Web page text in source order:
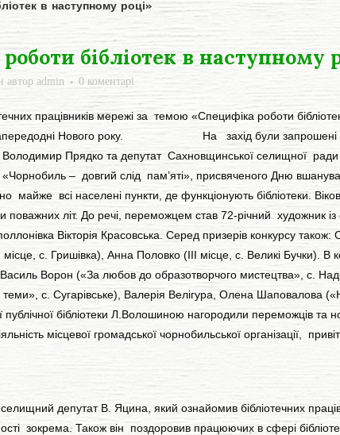
в наступному році»
бібліотек в наступному
автор admin 0 коментарі
працівників мережі за темою «Специфіка роботи
напередодні Нового року. На захід були запрошені
Володимир Прядко та депутат Сахновщинської селищної
– довгий слід пам’яті», присвяченого Дню
всі населені пункти, де функціонують бібліотеки.
поважних літ. До речі, переможцем став 72-річний художник
Вікторія Красовська. Серед призерів конкурсу також:
місце, с. Гришівка), Анна Половко (ІІІ місце, с. Великі
Василь Ворон («За любов до образотворчого мистецтва», с.
с. Сугарівське), Валерія Велігура, Олена Шаповалова
бібліотеки Л.Волошиною нагородили переможців та
місцевої громадської чорнобильської організації,
депутат В. Яцина, який ознайомив бібліотечних
зокрема. Також він поздоровив працюючих в сфері